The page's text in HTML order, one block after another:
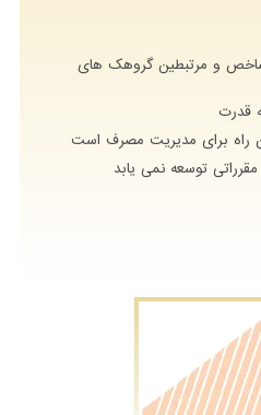
مسلح شاخص و مرتبطین گروهک های
قدرت
راه برای مدیریت مصرف است
توسعه نمی یابد